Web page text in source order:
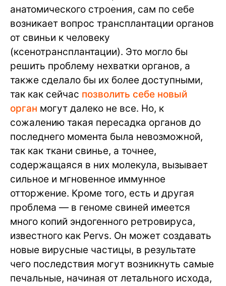
анатомического строения, сам по себе
возникает вопрос трансплантации органов
от свиньи к человеку
(ксенотрансплантации). Это могло бы
решить проблему нехватки органов, а
также сделало бы их более доступными,
так как сейчас позволить себе новый
орган могут далеко не все. Но, к
сожалению такая пересадка органов до
последнего момента была невозможной,
так как ткани свинье, а точнее,
содержащаяся в них молекула, вызывает
сильное и мгновенное иммунное
отторжение. Кроме того, есть и другая
проблема — в геноме свиней имеется
много копий эндогенного ретровируса,
известного как Pervs. Он может создавать
новые вирусные частицы, в результате
чего последствия могут возникнуть самые
печальные, начиная от летального исхода,